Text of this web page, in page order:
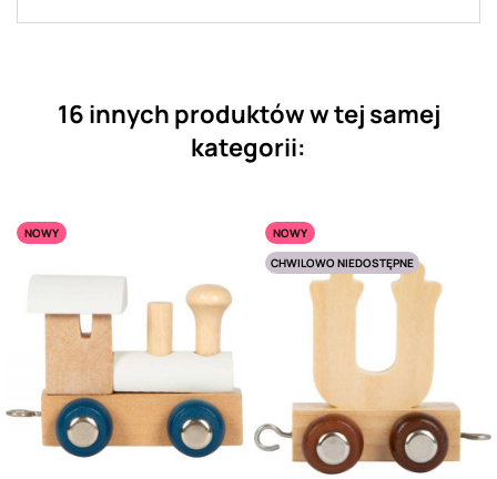
16 innych produktów w tej samej
kategorii:
NOWY
NOWY
CHWILOWO NIEDOSTĘPNE